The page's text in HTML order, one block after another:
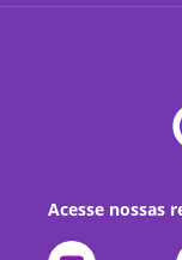
Acesse nossas